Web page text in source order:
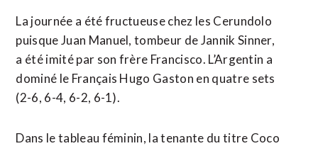
La journée a été fructueuse chez les Cerundolo
puisque Juan Manuel, tombeur de ‌Jannik Sinner,
a été imité par ​son frère Francisco. L’Argentin a
dominé le Français Hugo Gaston en quatre sets
(2-6, 6-4, 6-2, 6-1).
Dans le tableau féminin, la tenante du ​titre Coco